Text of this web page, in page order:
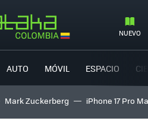
NUEVO
AUTO MÓVIL ESPACIO
Mark Zuckerberg iPhone 17 Pro